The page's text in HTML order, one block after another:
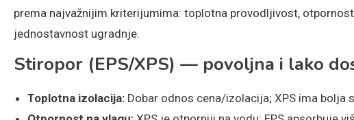
prema najvažnijim kriterijumima: toplotna provodljivost,
jednostavnost ugradnje.
Stiropor (EPS/XPS) — povoljna i lako
Toplotna izolacija: Dobar odnos cena/izolacija; XPS ima bolja